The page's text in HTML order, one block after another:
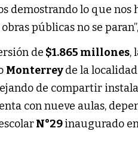
demostrando lo que nos
públicas no se
de $1.865 millones,
Monterreyde la
de compartir
con nueve aulas,
N°29inaugurado